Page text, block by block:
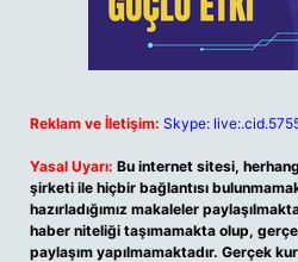
Reklam ve İletişim: Skype:
Yasal Uyarı: Bu internet sitesi,
şirketi ile hiçbir bağlantısı
hazırladığımız makaleler
haber niteliği taşımamakta olup,
paylaşım yapılmamaktadır. Gerçek